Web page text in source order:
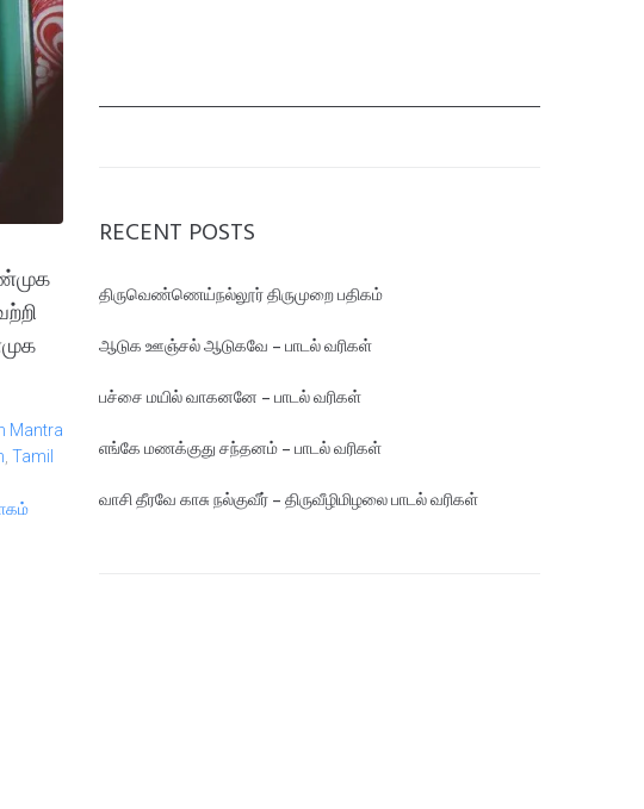
Mantra
Tamil
RECENT POSTS
திருவெண்ணெய்நல்லூர் திருமுறை பதிகம்
ஆடுக ஊஞ்சல் ஆடுகவே – பாடல் வரிகள்
பச்சை மயில் வாகனனே – பாடல் வரிகள்
எங்கே மண‌க்குது சந்தனம் – பாடல் வரிகள்
வாசி தீரவே காசு நல்குவீர் – திருவீழிமிழலை பாடல் வரிகள்